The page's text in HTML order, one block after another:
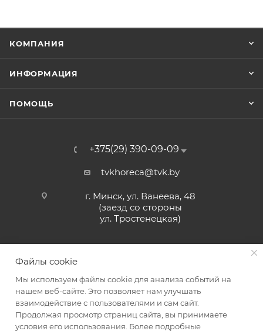
КОМПАНИЯ
ИНФОРМАЦИЯ
ПОМОЩЬ
+375(29) 390-09-09
tvkhoreca@tvk.by
г. Минск, ул. Ванеева, 48
(заезд со стороны
ул. Тростенецкая)
2026 © ЗАО «ТВК»
Файлы cookie
Мы используем файлы cookie для анализа событий на
нашем веб-сайте. Это позволяет нам улучшать
взаимодействие с пользователями и сам сайт.
Продолжая просмотр страниц сайта, вы принимаете
условия его использования. Более подробные